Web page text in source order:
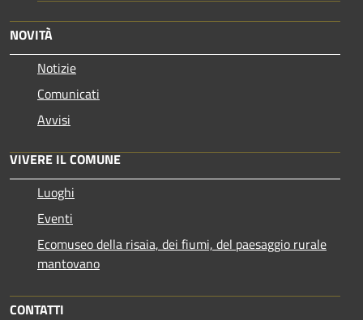
NOVITÀ
Notizie
Comunicati
Avvisi
VIVERE IL COMUNE
Luoghi
Eventi
Ecomuseo della risaia, dei fiumi, del paesaggio rurale
mantovano
CONTATTI